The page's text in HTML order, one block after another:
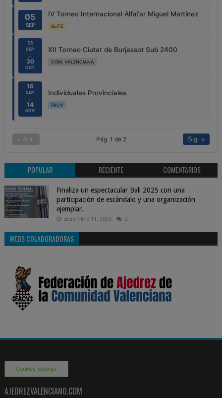
05
SEP
IV Torneo Internacional Alfafar Miguel Martínez
BLITZ
11
SEP
↓
30
OCT
XII Torneo Ciutat de Burjassot Sub 2400
COM. VALENCIANA
16
SEP
↓
14
NOV
Individuales Provinciales
FACV
« Ant. Pág. 1 de 2 Sig. »
POPULAR RECIENTE COMENTARIOS
Finaliza un espectacular Bali 2025 con una
participación de escándalo y una organización
ejemplar.
diciembre 11, 2025 0
WEBS COLABORADORAS
Cookies Settings
AJEDREZVALENCIANO.COM